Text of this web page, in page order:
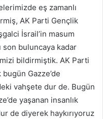
eş zamanlı
AK Parti Gençlik
İsrail’in masum
son buluncaya kadar
bildirmiştik. AK Parti
Gazze’de
vahşete dur de. Bugün
yaşanan insanlık
de diyerek haykırıyoruz